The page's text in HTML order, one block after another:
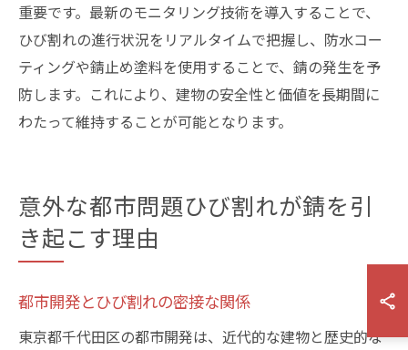
重要です。最新のモニタリング技術を導入することで、
ひび割れの進行状況をリアルタイムで把握し、防水コー
ティングや錆止め塗料を使用することで、錆の発生を予
防します。これにより、建物の安全性と価値を長期間に
わたって維持することが可能となります。
意外な都市問題ひび割れが錆を引
き起こす理由
都市開発とひび割れの密接な関係
東京都千代田区の都市開発は、近代的な建物と歴史的な